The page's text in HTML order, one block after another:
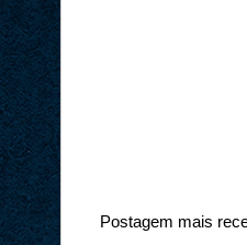
Postagem mais